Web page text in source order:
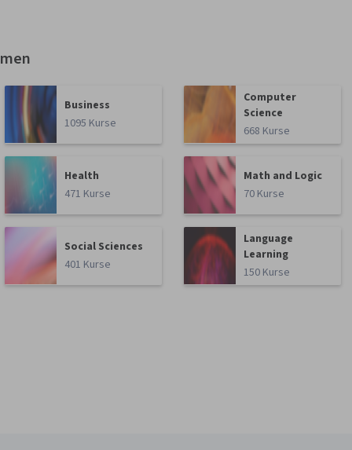
Business
1095 Kurse
Computer
Science
668 Kurse
Health
471 Kurse
Math and Logic
70 Kurse
Social Sciences
401 Kurse
Language
Learning
150 Kurse